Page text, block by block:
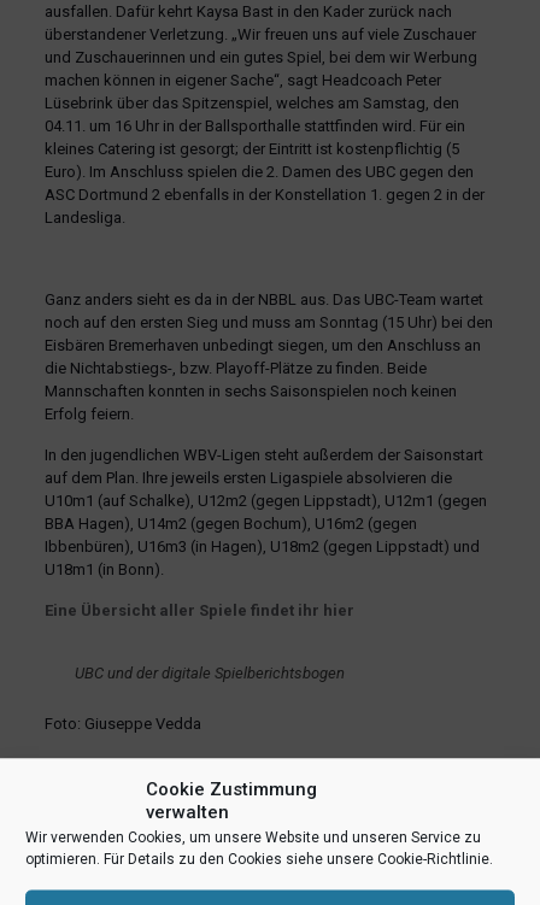
Cookie Zustimmung
verwalten
Wir verwenden Cookies, um unsere Website und unseren Service zu
optimieren. Für Details zu den Cookies siehe unsere Cookie-Richtlinie.
ausfallen. Dafür kehrt Kaysa Bast in den Kader zurück nach
überstandener Verletzung. „Wir freuen uns auf viele Zuschauer
und Zuschauerinnen und ein gutes Spiel, bei dem wir Werbung
machen können in eigener Sache“, sagt Headcoach Peter
Lüsebrink über das Spitzenspiel, welches am Samstag, den
04.11. um 16 Uhr in der Ballsporthalle stattfinden wird. Für ein
kleines Catering ist gesorgt; der Eintritt ist kostenpflichtig (5
Euro). Im Anschluss spielen die 2. Damen des UBC gegen den
ASC Dortmund 2 ebenfalls in der Konstellation 1. gegen 2 in der
Landesliga.
Ganz anders sieht es da in der NBBL aus. Das UBC-Team wartet
noch auf den ersten Sieg und muss am Sonntag (15 Uhr) bei den
Eisbären Bremerhaven unbedingt siegen, um den Anschluss an
die Nichtabstiegs-, bzw. Playoff-Plätze zu finden. Beide
Mannschaften konnten in sechs Saisonspielen noch keinen
Erfolg feiern.
In den jugendlichen WBV-Ligen steht außerdem der Saisonstart
auf dem Plan. Ihre jeweils ersten Ligaspiele absolvieren die
U10m1 (auf Schalke), U12m2 (gegen Lippstadt), U12m1 (gegen
BBA Hagen), U14m2 (gegen Bochum), U16m2 (gegen
Ibbenbüren), U16m3 (in Hagen), U18m2 (gegen Lippstadt) und
U18m1 (in Bonn).
Eine Übersicht aller Spiele findet ihr hier
UBC und der digitale Spielberichtsbogen
Foto: Giuseppe Vedda
teilen
teilen